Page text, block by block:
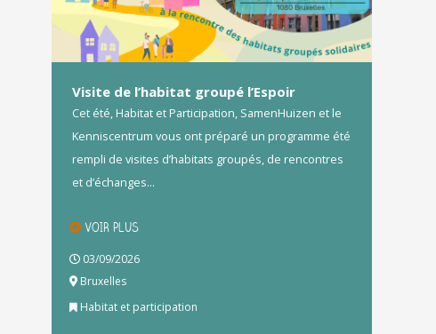
Visite de l’habitat groupé l’Espoir
Cet été, Habitat et Participation, SamenHuizen et le
Kenniscentrum vous ont préparé un programme été
rempli de visites d’habitats groupés, de rencontres
et d’échanges...
VOIR PLUS
03/09/2026
Bruxelles
Habitat et participation